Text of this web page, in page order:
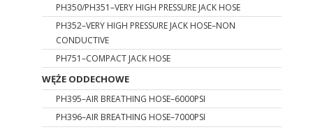
PH350/PH351–VERY HIGH PRESSURE JACK HOSE
PH352–VERY HIGH PRESSURE JACK HOSE–NON
CONDUCTIVE
PH751–COMPACT JACK HOSE
WĘŻE ODDECHOWE
PH395–AIR BREATHING HOSE–6000PSI
PH396–AIR BREATHING HOSE–7000PSI